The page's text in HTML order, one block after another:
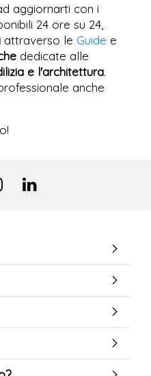
aggiornarti con i
24 ore su 24,
attraverso le Guide e
dedicate alle
e l'architettura.
anche